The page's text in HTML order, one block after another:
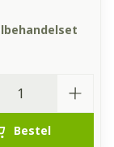
Bestel